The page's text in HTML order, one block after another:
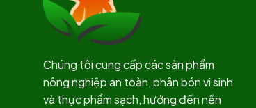
Chúng tôi cung cấp các sản phẩm
nông nghiệp an toàn, phân bón vi sinh
và thực phẩm sạch, hướng đến nền